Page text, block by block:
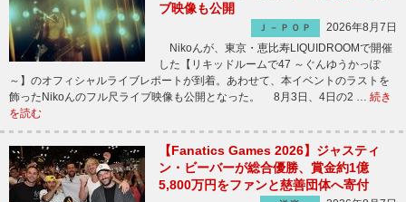
ブ映像も公開
Ｊ－ＰＯＰ
2026年8月7日
Nikoんが、東京・恵比寿LIQUIDROOMで開催
した【リキッドルームで47 ～ぐんゆうかっぽ
～】のオフィシャルライブレポートが到着。あわせて、本イベントのラストを
飾ったNikoんのフル尺ライブ映像も公開となった。 8月3日、4日の2 … 続き
を読む
【Fanatics Games 2026】ジャスティ
ン・ビーバーが総合優勝、賞金約1億
5,800万円をファンと慈善団体へ寄付